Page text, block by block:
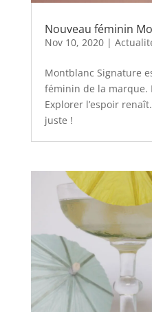
Nouveau féminin
Nov 10, 2020|
Montblanc Signature
féminin de la marque.
Explorer l’espoir
juste !